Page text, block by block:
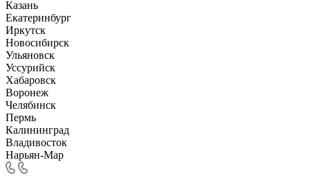
Казань
Екатеринбург
Иркутск
Новосибирск
Ульяновск
Уссурийск
Хабаровск
Воронеж
Челябинск
Пермь
Калининград
Владивосток
Нарьян-Мар